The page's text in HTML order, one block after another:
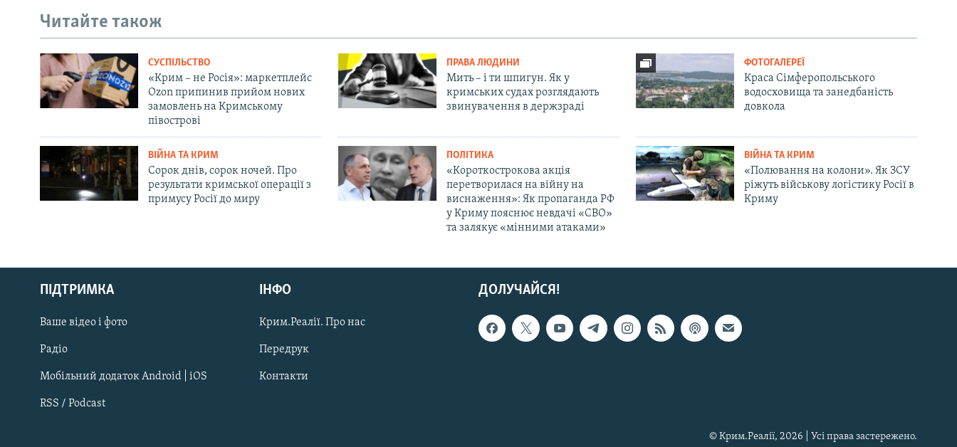
Русский
Qırımtatar
ДОЛУЧАЙСЯ!
Читайте також
СУСПІЛЬСТВО
«Крим – не Росія»: маркетплейс
Ozon припинив прийом нових
замовлень на Кримському
півострові
ПРАВА ЛЮДИНИ
Мить – і ти шпигун. Як у
кримських судах розглядають
звинувачення в держзраді
ФОТОГАЛЕРЕЇ
Краса Сімферопольського
водосховища та занедбаність
довкола
ВІЙНА ТА КРИМ
Сорок днів, сорок ночей. Про
результати кримської операції з
примусу Росії до миру
ПОЛІТИКА
«Короткострокова акція
перетворилася на війну на
виснаження»: Як пропаганда РФ
у Криму пояснює невдачі «СВО»
та залякує «мінними атаками»
ВІЙНА ТА КРИМ
«Полювання на колони». Як ЗСУ
ріжуть військову логістику Росії в
Криму
ДОЛУЧАЙСЯ!
ПІДТРИМКА
Ваше відео і фото
Радіо
Мобільний додаток Android | iOS
RSS / Podcast
ІНФО
Крим.Реалії. Про нас
Передрук
Контакти
© Крим.Реалії, 2026 | Усі права застережено.